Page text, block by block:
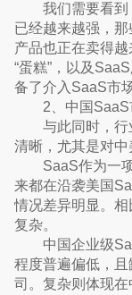
我们需要看
已经越来越强，
产品也正在卖得
“蛋糕”，以及
备了介入SaaS市
2、中国
与此同时，
清晰，尤其是对中
SaaS作为一
来都在沿袭美国
情况差异明显。
复杂。
中国企业级
程度普遍偏低，
司。复杂则体现